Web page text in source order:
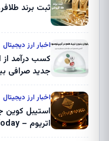
ثبت برند
اخبار ارز دیجیتال
کسب درآمد
جدید صرافی
اخبار ارز دیجیتال
استیبل کوین
اتریوم – U.Today راه اندازی می شود